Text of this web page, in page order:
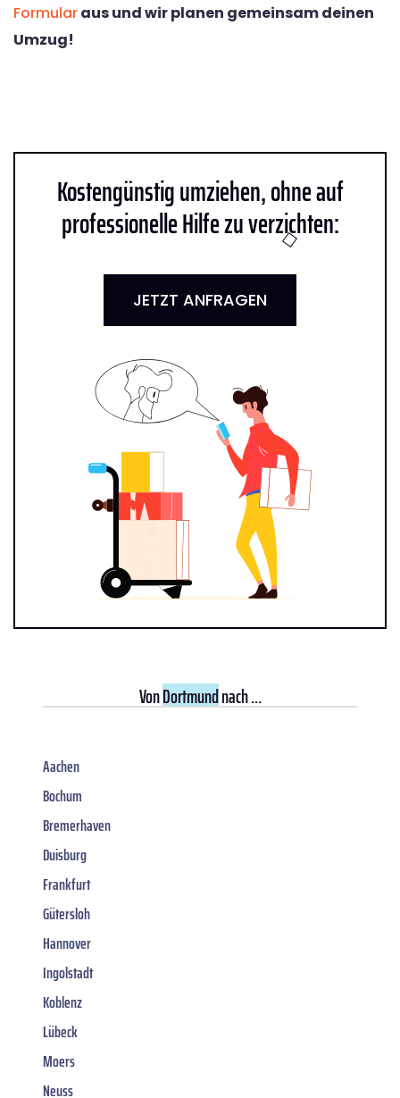
Formularaus und wir planen gemeinsam deinen
Umzug!
Kostengünstig umziehen, ohne auf
professionelle Hilfe zu verzichten:
JETZT ANFRAGEN
VonDortmundnach ...
Aachen
Bochum
Bremerhaven
Duisburg
Frankfurt
Gütersloh
Hannover
Ingolstadt
Koblenz
Lübeck
Moers
Neuss